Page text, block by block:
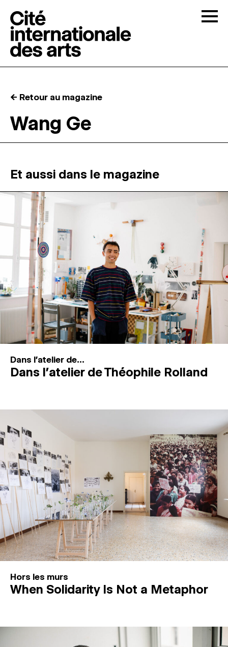
RÉSIDENCES ↓
ATELIERS OUVERTS
PROGRAMMATION
MAGAZINE
ESPACES DE PRATIQUE ARTISTIQUE ↓
Recherche
Connexion
← Retour au magazine
Wang Ge
Et aussi dans le magazine
Dans l'atelier de...
Dans l’atelier de Théophile Rolland
Hors les murs
When Solidarity Is Not a Metaphor